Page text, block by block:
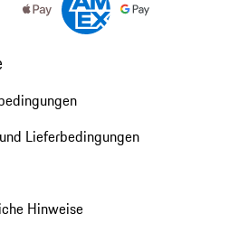
Lieferbedingungen
Hinweise